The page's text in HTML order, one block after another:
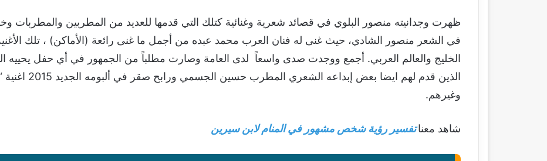
ظهرت وجدانيته منصور البلوي في قصائد شعرية وغنائية كتلك التي قدمها للعديد من المطربين والمطربات
في الشعر منصور الشادي، حيث غنى له فنان العرب محمد عبده من أجمل ما غنى رائعة (الأماكن) ، تلك
الخليج والعالم العربي. أجمع ووجدت صدى واسعاً لدى العامة وصارت مطلباً من الجمهور في أي حفل يحييه
الذين قدم لهم
وغيرهم.
شاهد معناتفسير رؤية شخص مشهور في المنام لابن سيرين